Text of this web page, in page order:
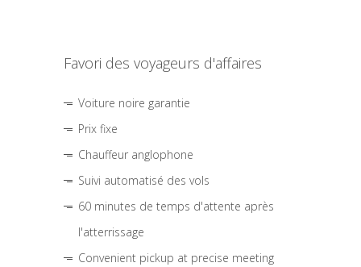
Favori des voyageurs d'affaires
Voiture noire garantie
Prix fixe
Chauffeur anglophone
Suivi automatisé des vols
60 minutes de temps d'attente après
l'atterrissage
Convenient pickup at precise meeting